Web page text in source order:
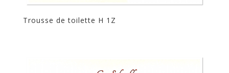
Trousse de toilette H 1Z